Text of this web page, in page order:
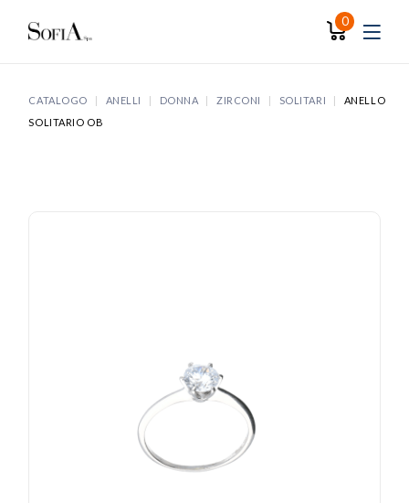
0
CATALOGO ANELLI DONNA ZIRCONI SOLITARI
ANELLO
SOLITARIO OB